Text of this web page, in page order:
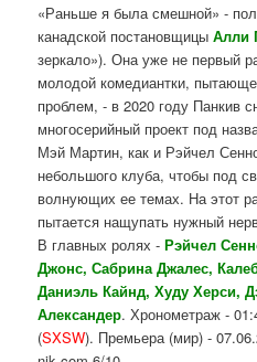
«Раньше я была смешной» -
канадской постановщицыАлли
зеркало»). Она уже не первый
молодой комедиантки,
проблем, - в 2020 году Панкив
многосерийный проект под
Мэй Мартин, как и Рэйчел
небольшого клуба, чтобы под
волнующих ее темах. На этот
пытается нащупать нужный
В главных ролях -Рэйчел
Джонс, Сабрина Джалес,
Даниэль Кайнд, Худу Херси,
Александер. Хронометраж -
(SXSW). Премьера (мир) -